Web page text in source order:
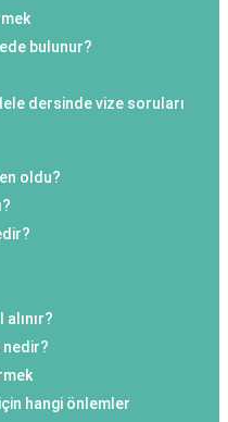
bulunur?
dersinde vize soruları
oldu?
nedir?
hangi önlemler